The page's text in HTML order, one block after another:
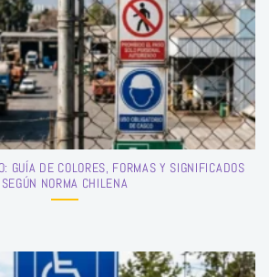
GUÍA DE COLORES, FORMAS Y SIGNIFICADOS
SEGÚN NORMA CHILENA